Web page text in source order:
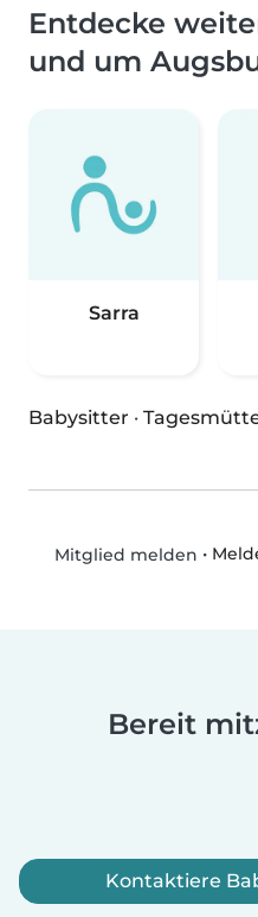
Entdecke
und um
Sarra
Babysitter ·
Mitglied melden •
Bereit
Kontaktiere